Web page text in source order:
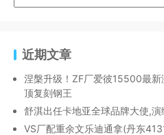
近期文章
涅槃升级！ZF厂爱彼15500最
顶复刻钢王
舒淇出任卡地亚全球品牌大使,
VS厂配重余文乐迪通拿(丹东